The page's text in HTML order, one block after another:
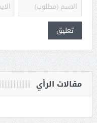
مقالات الرأي